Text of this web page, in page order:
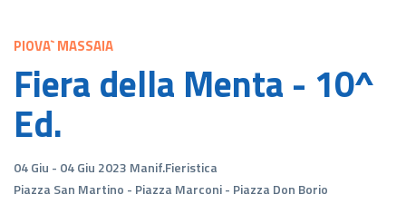
PIOVA` MASSAIA
Fiera della Menta - 10^
Ed.
04 Giu - 04 Giu 2023 Manif.Fieristica
Piazza San Martino - Piazza Marconi - Piazza Don Borio